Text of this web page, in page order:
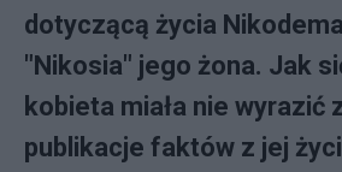
dotyczącą życia
"Nikosia" jego żona. Jak
kobieta miała nie wyrazić
publikacje faktów z jej